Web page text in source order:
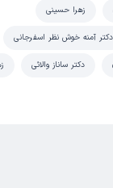
زهرا حسینی
دکتر آمنه خوش نظر‌ اسفرجانی
دکتر ساناز والائی